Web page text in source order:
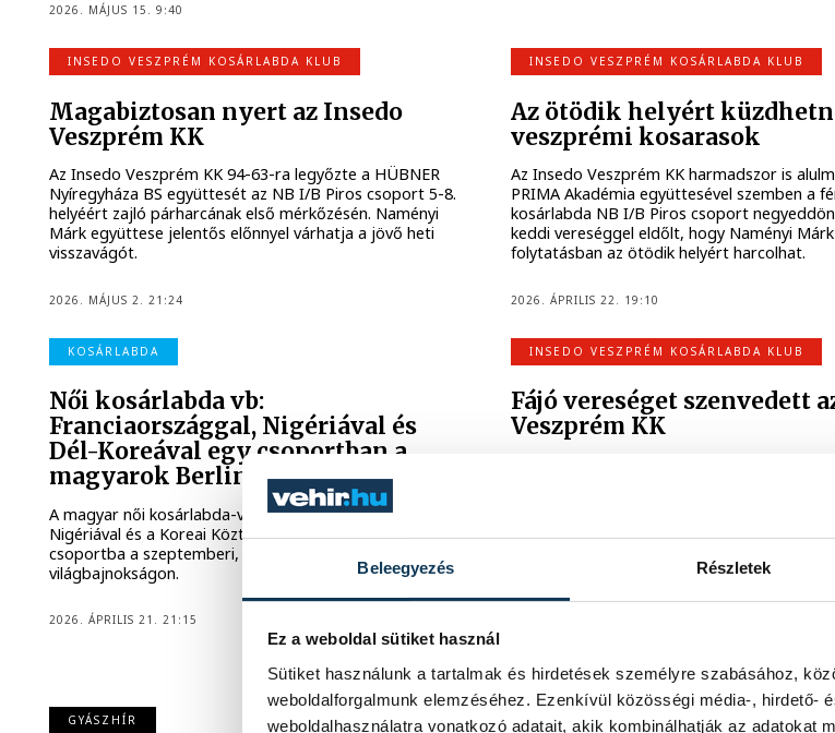
Beleegyezés Részletek
Ez a weboldal sütiket használ
Sütiket használunk a tartalmak és hirdetések személyre szabásához,
weboldalforgalmunk elemzéséhez. Ezenkívül közösségi média-, hirdető-
weboldalhasználatra vonatkozó adatait, akik kombinálhatják az adatokat
2026. MÁJUS 15. 9:40
INSEDO VESZPRÉM KOSÁRLABDA KLUB
Magabiztosan nyert az Insedo
Veszprém KK
Az Insedo Veszprém KK 94-63-ra legyőzte a HÜBNER
Nyíregyháza BS együttesét az NB I/B Piros csoport 5-8.
helyéért zajló párharcának első mérkőzésén. Naményi
Márk együttese jelentős előnnyel várhatja a jövő heti
visszavágót.
2026. MÁJUS 2. 21:24
INSEDO VESZPRÉM KOSÁRLABDA KLUB
Az ötödik helyért
veszprémi kosarasok
Az Insedo Veszprém KK harmadszor is
PRIMA Akadémia együttesével szemben a
kosárlabda NB I/B Piros csoport
keddi vereséggel eldőlt, hogy Naményi
folytatásban az ötödik helyért harcolhat.
2026. ÁPRILIS 22. 19:10
KOSÁRLABDA
Női kosárlabda vb:
Franciaországgal, Nigériával és
Dél-Koreával egy csoportban a
magyarok Berlinben
A magyar női kosárlabda-válogatott Franciaországgal,
Nigériával és a Koreai Köztársasággal került egy
csoportba a szeptemberi, Berlinben sorra kerülő
világbajnokságon.
2026. ÁPRILIS 21. 21:15
INSEDO VESZPRÉM KOSÁRLABDA KLUB
Fájó vereséget szenvedett
Veszprém KK
pályán az egyenlítésért lépett parkettre. A
sokáig kézben tartották az összecsapást, a
így 78-84-es vereséget szenvedtek a Vetési
2026. ÁPRILIS 18. 21:15
GYÁSZHÍR INSEDO VESZPRÉM KOSÁRLABDA KLUB